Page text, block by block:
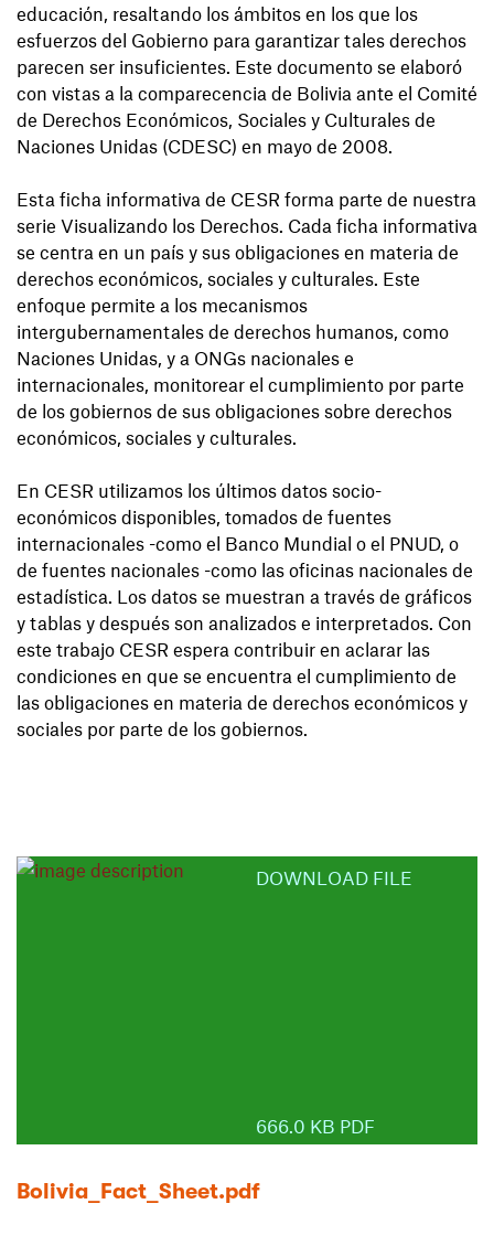
educación, resaltando los ámbitos en los que los
esfuerzos del Gobierno para garantizar tales derechos
parecen ser insuficientes. Este documento se elaboró
con vistas a la comparecencia de Bolivia ante el Comité
de Derechos Económicos, Sociales y Culturales de
Naciones Unidas (CDESC) en mayo de 2008.
Esta ficha informativa de CESR forma parte de nuestra
serie Visualizando los Derechos. Cada ficha informativa
se centra en un país y sus obligaciones en materia de
derechos económicos, sociales y culturales. Este
enfoque permite a los mecanismos
intergubernamentales de derechos humanos, como
Naciones Unidas, y a ONGs nacionales e
internacionales, monitorear el cumplimiento por parte
de los gobiernos de sus obligaciones sobre derechos
económicos, sociales y culturales.
En CESR utilizamos los últimos datos socio-
económicos disponibles, tomados de fuentes
internacionales -como el Banco Mundial o el PNUD, o
de fuentes nacionales -como las oficinas nacionales de
estadística. Los datos se muestran a través de gráficos
y tablas y después son analizados e interpretados. Con
este trabajo CESR espera contribuir en aclarar las
condiciones en que se encuentra el cumplimiento de
las obligaciones en materia de derechos económicos y
sociales por parte de los gobiernos.
DOWNLOAD FILE
666.0 KB PDF
Bolivia_Fact_Sheet.pdf